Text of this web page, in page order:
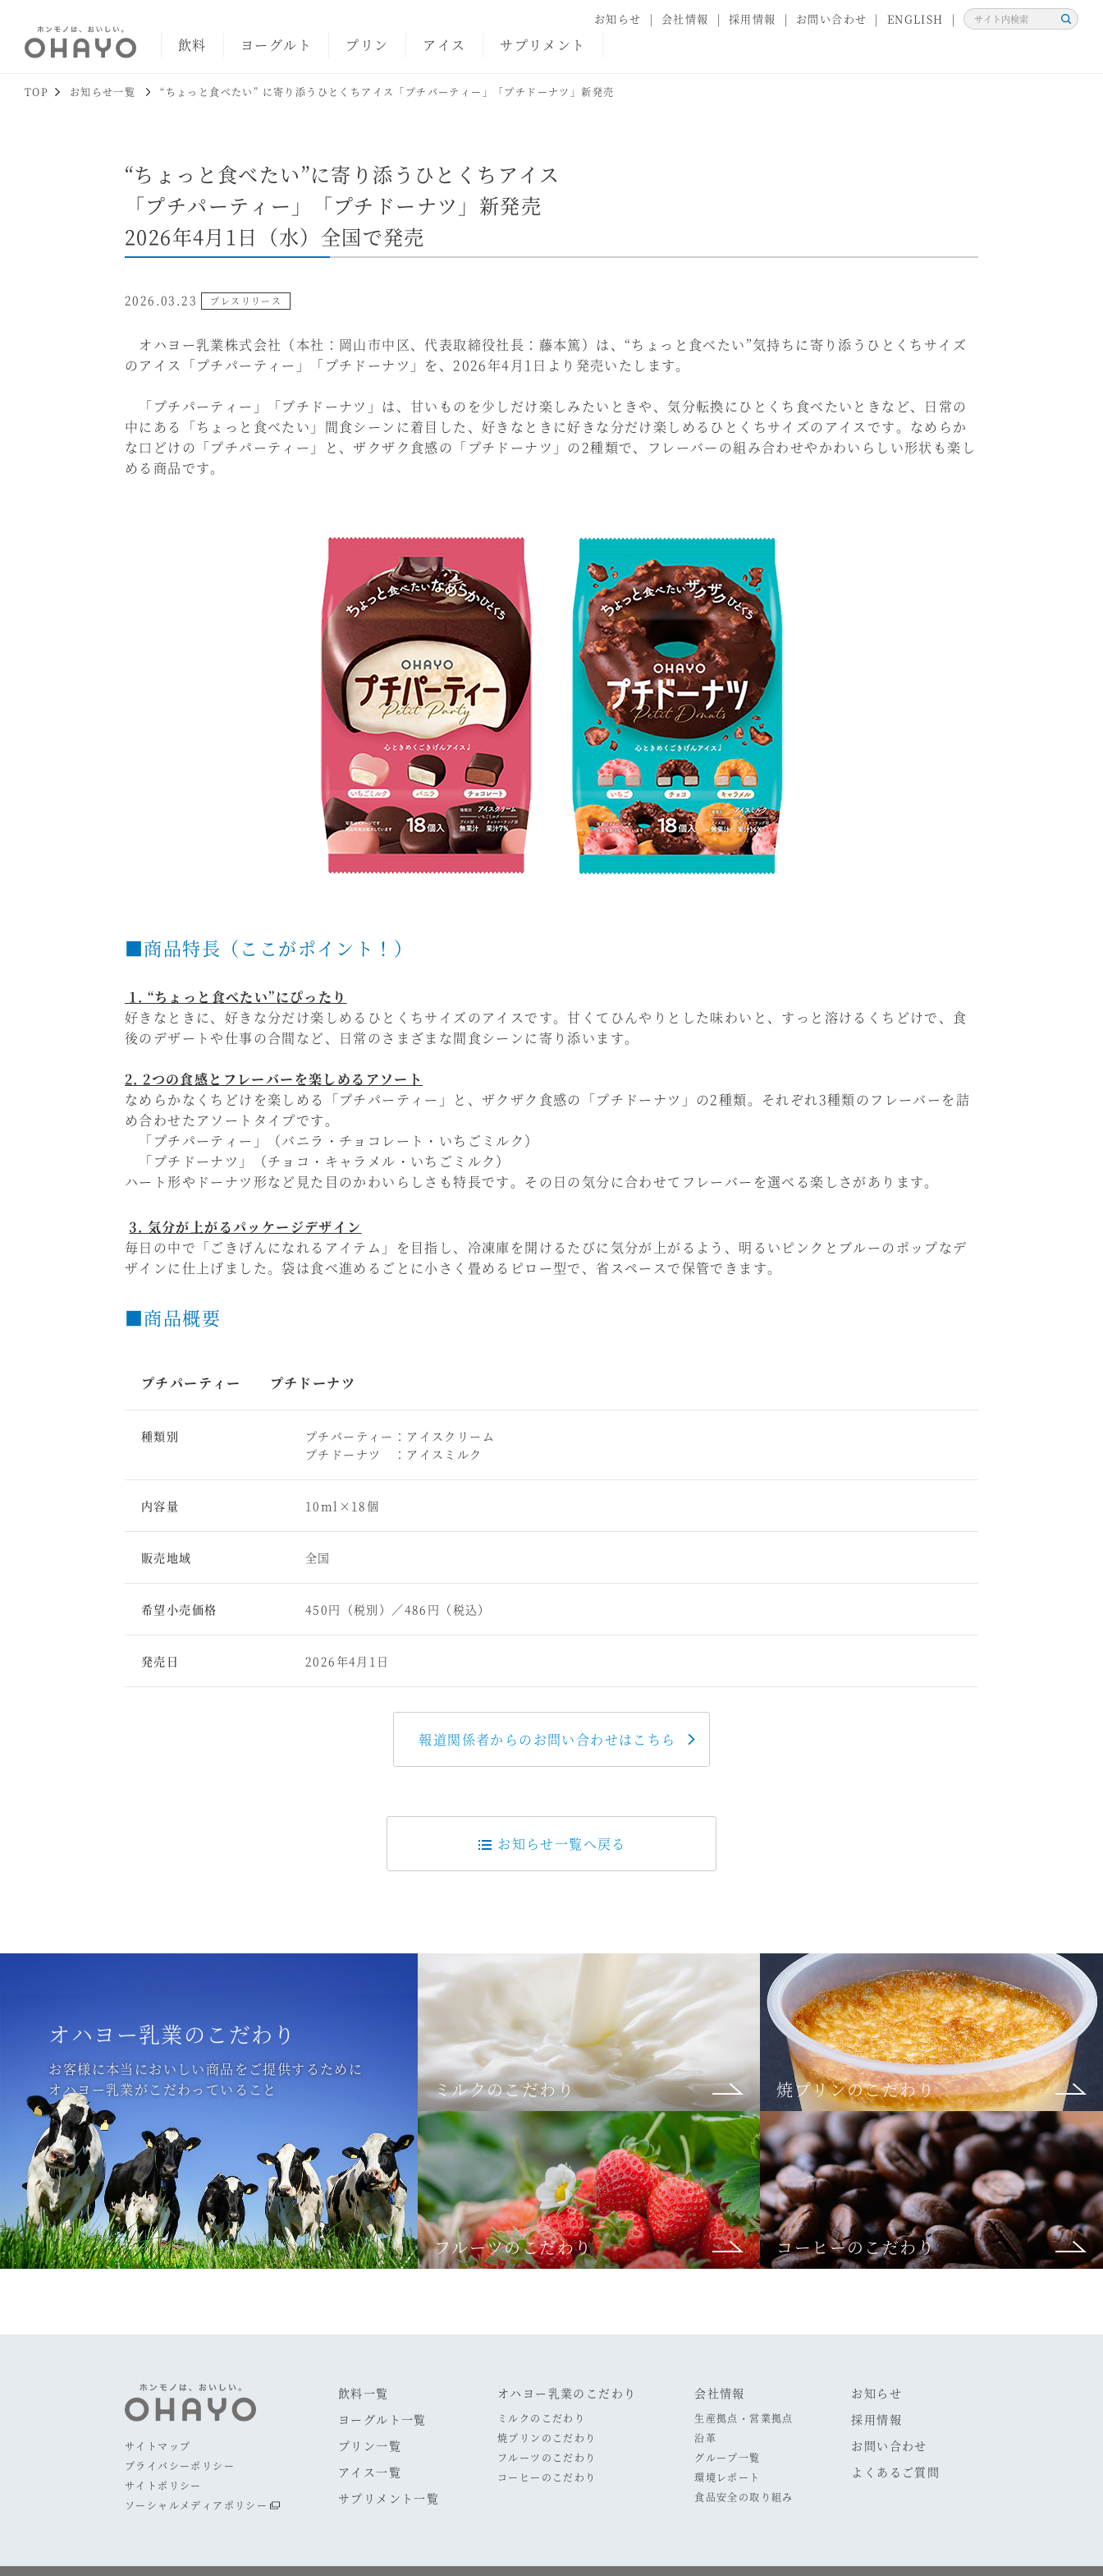
飲料 ヨーグルト プリン アイス サプリメント
お知らせ 会社情報 採用情報 お問い合わせ ENGLISH
検
TOP お知らせ一覧 “ちょっと食べたい” に寄り添うひとくちアイス「プチパーティー」「プチドーナツ」新発売
“ちょっと食べたい”に寄り添うひとくちアイス
「プチパーティー」「プチドーナツ」新発売
2026年4月1日（水）全国で発売
2026.03.23 プレスリリース
オハヨー乳業株式会社（本社：岡山市中区、代表取締役社長：藤本篤）は、“ちょっと食べたい”気持ちに寄り添うひとくちサイズ
のアイス「プチパーティー」「プチドーナツ」を、2026年4月1日より発売いたします。
「プチパーティー」「プチドーナツ」は、甘いものを少しだけ楽しみたいときや、気分転換にひとくち食べたいときなど、日常の
中にある「ちょっと食べたい」間食シーンに着目した、好きなときに好きな分だけ楽しめるひとくちサイズのアイスです。なめらか
な口どけの「プチパーティー」と、ザクザク食感の「プチドーナツ」の2種類で、フレーバーの組み合わせやかわいらしい形状も楽し
める商品です。
■商品特長（ここがポイント！）
1. “ちょっと食べたい”にぴったり
好きなときに、好きな分だけ楽しめるひとくちサイズのアイスです。甘くてひんやりとした味わいと、すっと溶けるくちどけで、食
後のデザートや仕事の合間など、日常のさまざまな間食シーンに寄り添います。
2. 2つの食感とフレーバーを楽しめるアソート
なめらかなくちどけを楽しめる「プチパーティー」と、ザクザク食感の「プチドーナツ」の2種類。それぞれ3種類のフレーバーを詰
め合わせたアソートタイプです。
「プチパーティー」（バニラ・チョコレート・いちごミルク）
「プチドーナツ」（チョコ・キャラメル・いちごミルク）
ハート形やドーナツ形など見た目のかわいらしさも特長です。その日の気分に合わせてフレーバーを選べる楽しさがあります。
3. 気分が上がるパッケージデザイン
毎日の中で「ごきげんになれるアイテム」を目指し、冷凍庫を開けるたびに気分が上がるよう、明るいピンクとブルーのポップなデ
ザインに仕上げました。袋は食べ進めるごとに小さく畳めるピロー型で、省スペースで保管できます。
■商品概要
プチパーティー プチドーナツ
種類別
プチパーティー：アイスクリーム
プチドーナツ ：アイスミルク
内容量 10ml×18個
販売地域 全国
希望小売価格 450円（税別）／486円（税込）
発売日 2026年4月1日
報道関係者からのお問い合わせはこちら
お知らせ一覧へ戻る
オハヨー乳業のこだわり
お客様に本当においしい商品をご提供するために
オハヨー乳業がこだわっていること
ミルクのこだわり 焼プリンのこだわり
フルーツのこだわり コーヒーのこだわり
サイトマップ
プライバシーポリシー
サイトポリシー
ソーシャルメディアポリシー
飲料一覧
ヨーグルト一覧
プリン一覧
アイス一覧
サプリメント一覧
オハヨー乳業のこだわり
ミルクのこだわり
焼プリンのこだわり
フルーツのこだわり
コーヒーのこだわり
会社情報
生産拠点・営業拠点
沿革
グループ一覧
環境レポート
食品安全の取り組み
お知らせ
採用情報
お問い合わせ
よくあるご質問